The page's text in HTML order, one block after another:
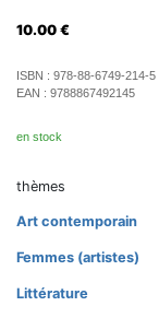
10.00 €
ISBN : 978-88-6749-214-5
EAN : 9788867492145
en stock
thèmes
Art contemporain
Femmes (artistes)
Littérature